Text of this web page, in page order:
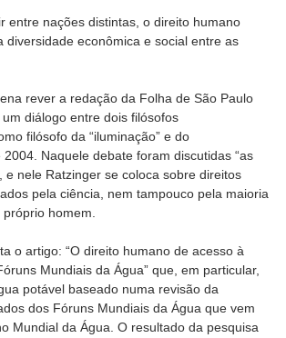
entre nações distintas, o direito humano
econômica e social entre as
rever a redação da Folha de São Paulo
diálogo entre dois filósofos
filósofo da “iluminação” e do
Naquele debate foram discutidas “as
nele Ratzinger se coloca sobre direitos
pela ciência, nem tampouco pela maioria
homem.
o artigo: “O direito humano de acesso à
Mundiais da Água” que, em particular,
potável baseado numa revisão da
dos Fóruns Mundiais da Água que vem
Mundial da Água. O resultado da pesquisa